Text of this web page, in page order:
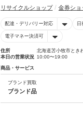
リサイクルショップ 金券シ
配達・デリバリー対応 日
電子マネー決済可
住所
北海道苫小牧市とき
本日の営業状況 10:00〜19:00
商品・サービス
ブランド買取
ブランド品